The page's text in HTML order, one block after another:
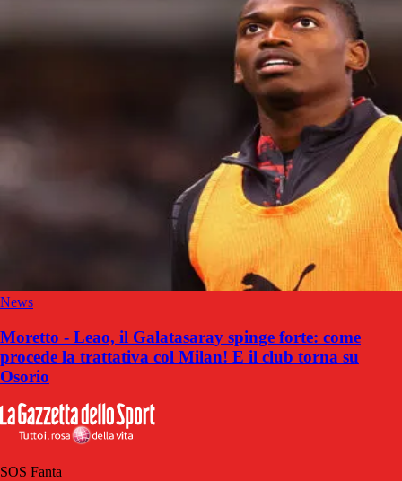
News
Moretto - Leao, il Galatasaray spinge forte: come
procede la trattativa col Milan! E il club torna su
Osorio
SOS Fanta